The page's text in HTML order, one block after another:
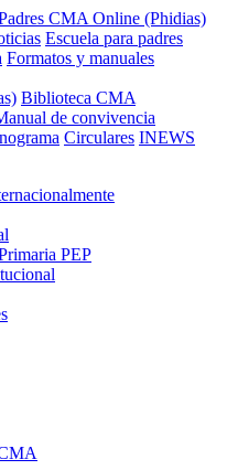
CMA Online (Phidias)
Escuela para padres
Formatos y manuales
Biblioteca CMA
de convivencia
Circulares INEWS
PEP